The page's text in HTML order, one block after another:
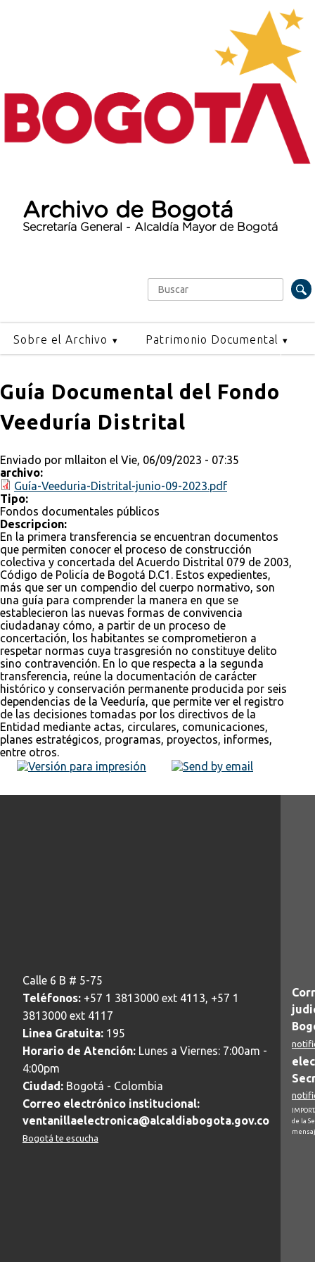
Archivo de Bogotá
Secretaría General - Alcaldía Mayor de Bogotá
Formulario de búsqueda
Buscar
Sobre el Archivo Patrimonio Documental
Guía Documental del Fondo
Veeduría Distrital
Enviado por mllaiton el Vie, 06/09/2023 - 07:35
archivo:
Guía-Veeduria-Distrital-junio-09-2023.pdf
Tipo:
Fondos documentales públicos
Descripcion:
En la primera transferencia se encuentran documentos
que permiten conocer el proceso de construcción
colectiva y concertada del Acuerdo Distrital 079 de 2003,
Código de Policía de Bogotá D.C1. Estos expedientes,
más que ser un compendio del cuerpo normativo, son
una guía para comprender la manera en que se
establecieron las nuevas formas de convivencia
ciudadanay cómo, a partir de un proceso de
concertación, los habitantes se comprometieron a
respetar normas cuya trasgresión no constituye delito
sino contravención. En lo que respecta a la segunda
transferencia, reúne la documentación de carácter
histórico y conservación permanente producida por seis
dependencias de la Veeduría, que permite ver el registro
de las decisiones tomadas por los directivos de la
Entidad mediante actas, circulares, comunicaciones,
planes estratégicos, programas, proyectos, informes,
entre otros.
Calle 6 B # 5-75
Teléfonos: +57 1 3813000 ext 4113, +57 1
3813000 ext 4117
Linea Gratuita: 195
Horario de Atención: Lunes a Viernes: 7:00am -
4:00pm
Ciudad: Bogotá - Colombia
Correo electrónico institucional:
ventanillaelectronica@alcaldiabogota.gov.co
Bogotá te escucha
de la